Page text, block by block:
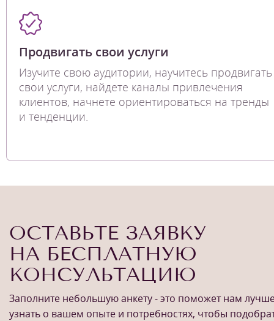
Продвигать свои услуги
Изучите свою аудитории, научитесь продвигать
свои услуги, найдете каналы привлечения
клиентов, начнете ориентироваться на тренды
и тенденции.
ОСТАВЬТЕ ЗАЯВКУ
НА БЕСПЛАТНУЮ
КОНСУЛЬТАЦИЮ
Заполните небольшую анкету - это поможет нам
узнать о вашем опыте и потребностях, чтобы